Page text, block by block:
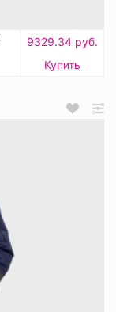
9329.34 руб.
Купить